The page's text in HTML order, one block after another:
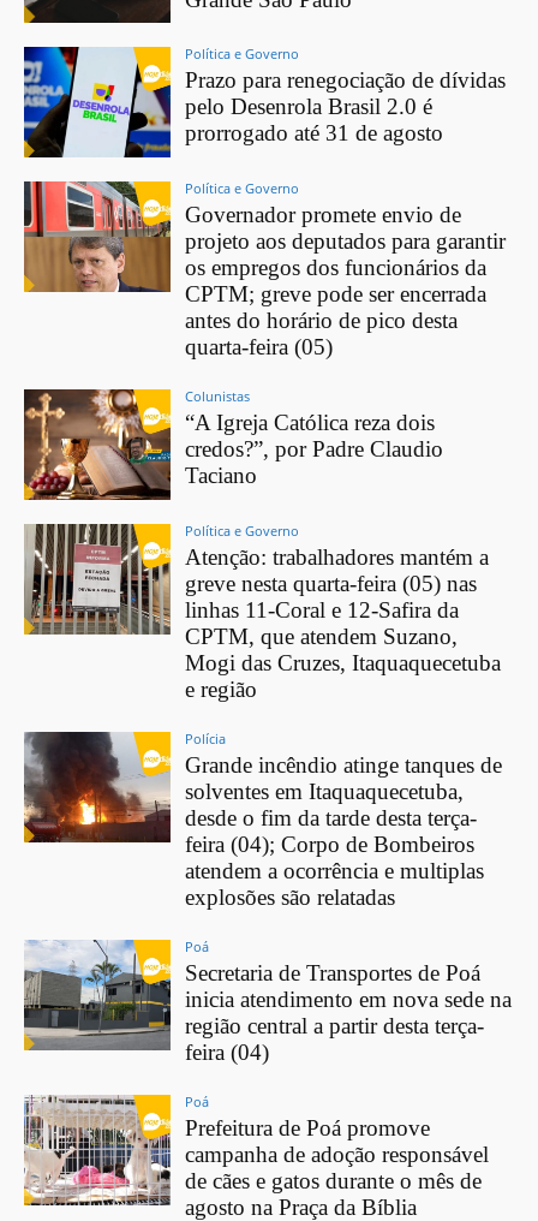
Política e Governo
Prazo para renegociação de dívidas
pelo Desenrola Brasil 2.0 é
prorrogado até 31 de agosto
Política e Governo
Governador promete envio de
projeto aos deputados para garantir
os empregos dos funcionários da
CPTM; greve pode ser encerrada
antes do horário de pico desta
quarta-feira (05)
Colunistas
“A Igreja Católica reza dois
credos?”, por Padre Claudio
Taciano
Política e Governo
Atenção: trabalhadores mantém a
greve nesta quarta-feira (05) nas
linhas 11-Coral e 12-Safira da
CPTM, que atendem Suzano,
Mogi das Cruzes, Itaquaquecetuba
e região
Polícia
Grande incêndio atinge tanques de
solventes em Itaquaquecetuba,
desde o fim da tarde desta terça-
feira (04); Corpo de Bombeiros
atendem a ocorrência e multiplas
explosões são relatadas
Poá
Secretaria de Transportes de Poá
inicia atendimento em nova sede na
região central a partir desta terça-
feira (04)
Poá
Prefeitura de Poá promove
campanha de adoção responsável
de cães e gatos durante o mês de
agosto na Praça da Bíblia